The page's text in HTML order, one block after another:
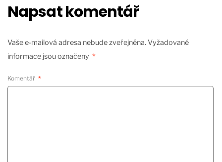
Napsat komentář
Vaše e-mailová adresa nebude zveřejněna.Vyžadované
informace jsou označeny *
Komentář *